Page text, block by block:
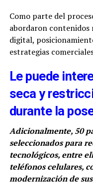
Como parte del
abordaron
digital,
estrategias
Le puede
seca y
durante la
Adicionalmente, 50
seleccionados para
tecnológicos, entre
teléfonos celulares,
modernización de